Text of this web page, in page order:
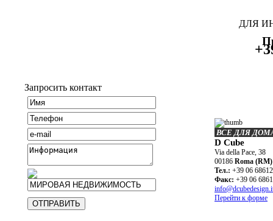
ДЛЯ
Запросить контакт
ВСЕ ДЛЯ
D Cube
Via della Pace, 38
00186 Roma (RM)
Teл.: +39 06
Факс: +39 06
Перейти к форме